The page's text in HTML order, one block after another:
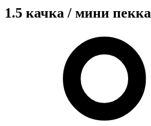
1.5 качка / мини пекка